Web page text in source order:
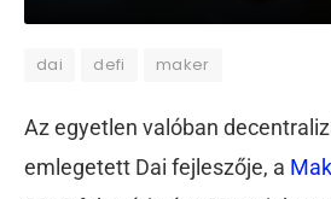
dai defi maker
Az egyetlen valóban
emlegetett Dai fejleszője, a